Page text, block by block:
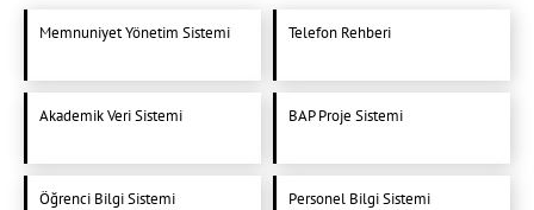
Memnuniyet Yönetim Sistemi Telefon Rehberi
Akademik Veri Sistemi BAP Proje Sistemi
Öğrenci Bilgi Sistemi Personel Bilgi Sistemi